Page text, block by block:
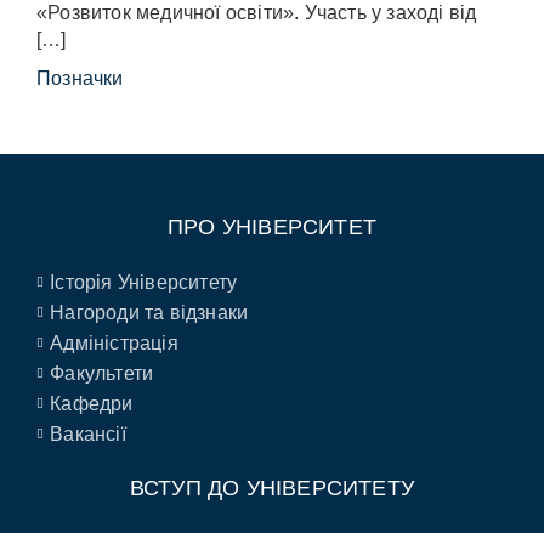
«Розвиток медичної освіти». Участь у заході від
[…]
Позначки
ПРО УНІВЕРСИТЕТ
Історія Університету
Нагороди та відзнаки
Адміністрація
Факультети
Кафедри
Вакансії
ВСТУП ДО УНІВЕРСИТЕТУ